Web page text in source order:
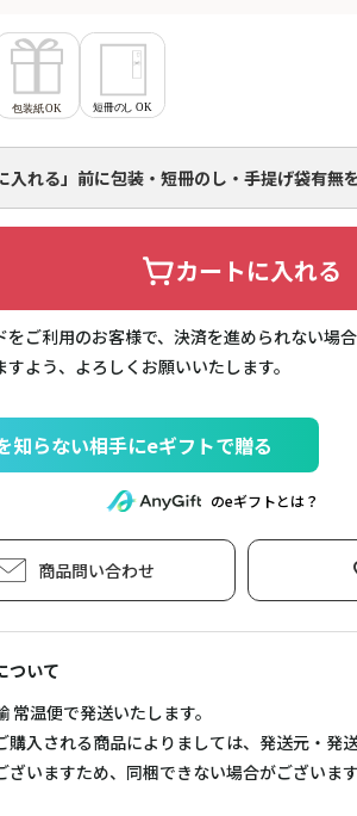
入れる」前に包装・短冊のし・手提げ袋有無
カートに入れる
ご利用のお客様で、決済を進められない場
よう、よろしくお願いいたします。
知らない相手にeギフトで贈る
のeギフトとは？
商品問い合わせ
ついて
常温便で発送いたします。
購入される商品によりましては、発送元・発
ざいますため、同梱できない場合がございま